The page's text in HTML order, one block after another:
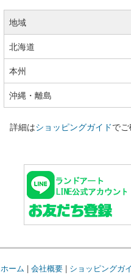
地域
北海道
本州
沖縄・離島
詳細はショッピングガイドでご
ホーム | 会社概要| ショッピングガ